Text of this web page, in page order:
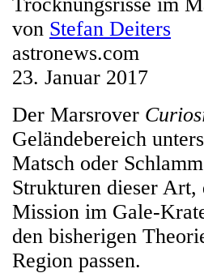
von Stefan Deiters
astronews.com
23. Januar 2017
Der Marsrover
Geländebereich
Matsch oder
Strukturen dieser
Mission im Gale-
den bisherigen
Region passen.